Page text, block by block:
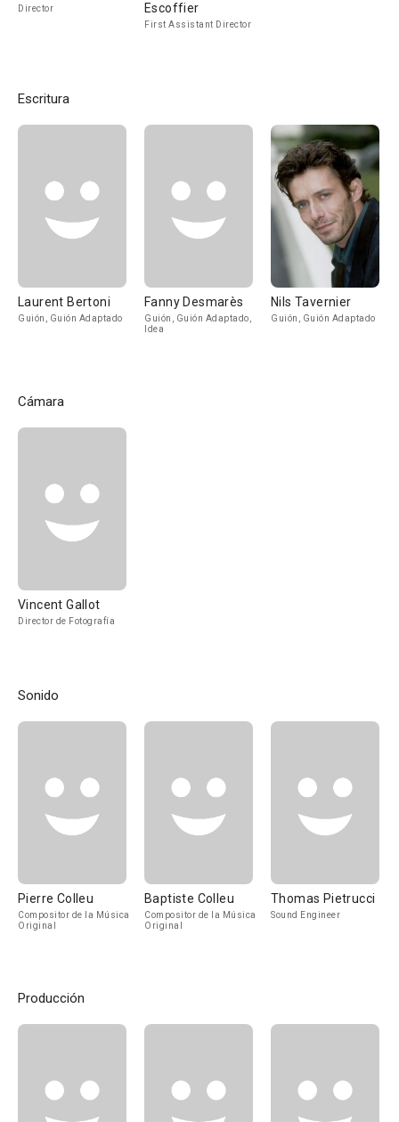
Director
Escoffier
First Assistant Director
Escritura
Laurent Bertoni
Guión, Guión Adaptado
Fanny Desmarès
Guión, Guión Adaptado,
Idea
Nils Tavernier
Guión, Guión Adaptado
Cámara
Vincent Gallot
Director de Fotografía
Sonido
Pierre Colleu
Compositor de la Música
Original
Baptiste Colleu
Compositor de la Música
Original
Thomas Pietrucci
Sound Engineer
Producción